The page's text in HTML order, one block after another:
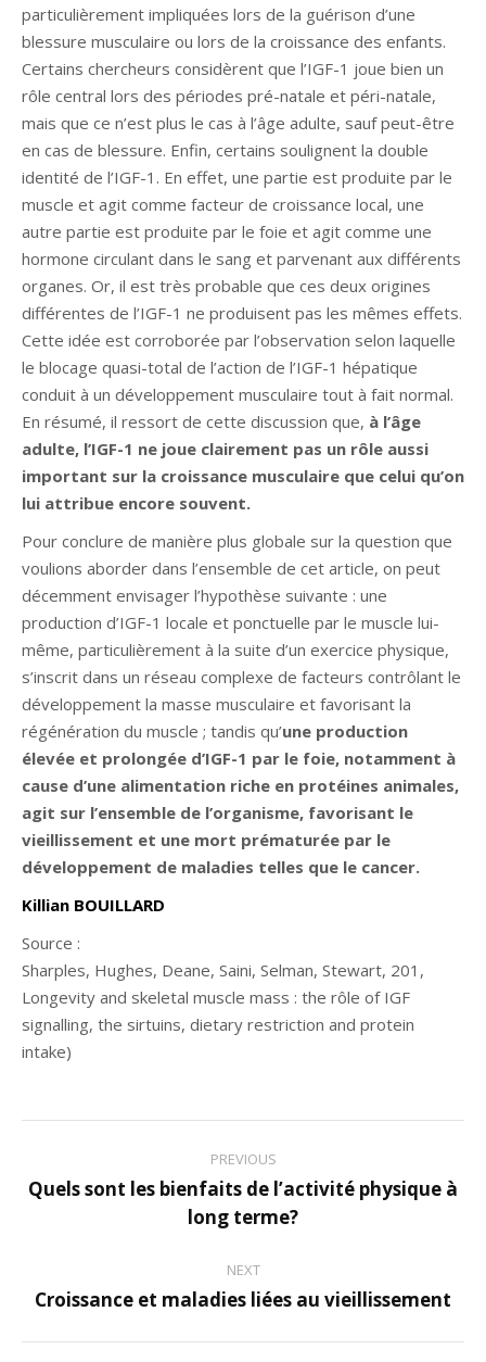
particulièrement impliquées lors de la guérison d’une
blessure musculaire ou lors de la croissance des enfants.
Certains chercheurs considèrent que l’IGF-1 joue bien un
rôle central lors des périodes pré-natale et péri-natale,
mais que ce n’est plus le cas à l’âge adulte, sauf peut-être
en cas de blessure. Enfin, certains soulignent la double
identité de l’IGF-1. En effet, une partie est produite par le
muscle et agit comme facteur de croissance local, une
autre partie est produite par le foie et agit comme une
hormone circulant dans le sang et parvenant aux différents
organes. Or, il est très probable que ces deux origines
différentes de l’IGF-1 ne produisent pas les mêmes effets.
Cette idée est corroborée par l’observation selon laquelle
le blocage quasi-total de l’action de l’IGF-1 hépatique
conduit à un développement musculaire tout à fait normal.
En résumé, il ressort de cette discussion que, à l’âge
adulte, l’IGF-1 ne joue clairement pas un rôle aussi
important sur la croissance musculaire que celui qu’on
lui attribue encore souvent.
Pour conclure de manière plus globale sur la question que
voulions aborder dans l’ensemble de cet article, on peut
décemment envisager l’hypothèse suivante : une
production d’IGF-1 locale et ponctuelle par le muscle lui-
même, particulièrement à la suite d’un exercice physique,
s’inscrit dans un réseau complexe de facteurs contrôlant le
développement la masse musculaire et favorisant la
régénération du muscle ; tandis qu’une production
élevée et prolongée d’IGF-1 par le foie, notamment à
cause d’une alimentation riche en protéines animales,
agit sur l’ensemble de l’organisme, favorisant le
vieillissement et une mort prématurée par le
développement de maladies telles que le cancer.
Killian BOUILLARD
Source :
Sharples, Hughes, Deane, Saini, Selman, Stewart, 201,
Longevity and skeletal muscle mass : the rôle of IGF
signalling, the sirtuins, dietary restriction and protein
intake)
navigation
PREVIOUS
Previous
post:
Quels sont les bienfaits de l’activité physique à
long terme?
NEXT
Next
Croissance et maladies liées au vieillissement